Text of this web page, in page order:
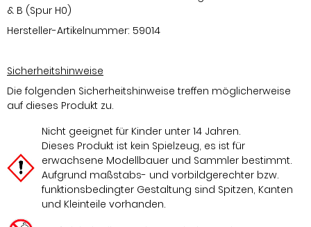
& B (Spur H0)
Hersteller-Artikelnummer: 59014
Sicherheitshinweise
Die folgenden Sicherheitshinweise treffen möglicherweise
auf dieses Produkt zu.
Nicht geeignet für Kinder unter 14 Jahren.
Dieses Produkt ist kein Spielzeug, es ist für
erwachsene Modellbauer und Sammler bestimmt.
Aufgrund maßstabs- und vorbildgerechter bzw.
funktionsbedingter Gestaltung sind Spitzen, Kanten
und Kleinteile vorhanden.